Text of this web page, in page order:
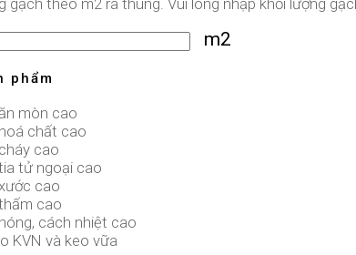
gạch theo m2 ra thùng. Vui lòng nhập khối lượng
m2
phẩm
mòn cao
chất cao
cao
tử ngoại cao
cao
cao
cách nhiệt cao
KVN và keo vữa